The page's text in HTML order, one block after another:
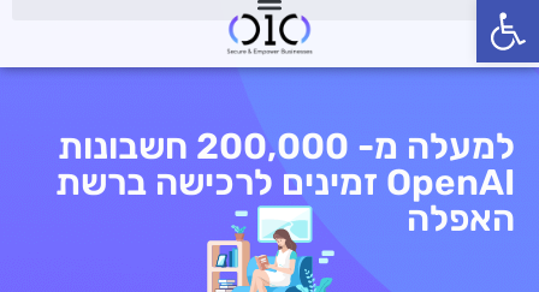
פתח סרגל נגישות
למעלה מ- 200,000 חשבונות
OpenAI זמינים לרכישה ברשת
האפלה